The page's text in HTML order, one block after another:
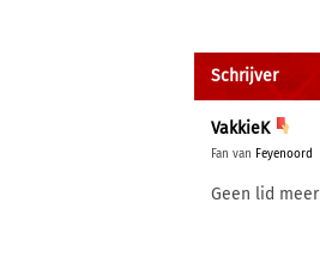
Schrijver
VakkieK
Fan van Feyenoord
Geen lid meer